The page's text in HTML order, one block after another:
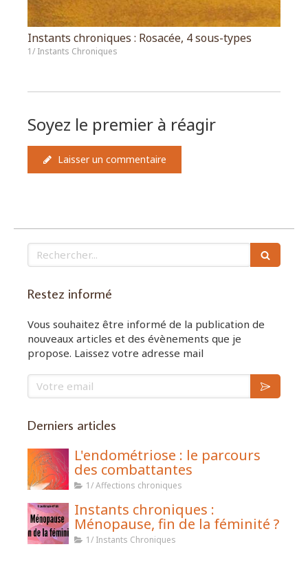
Instants chroniques : Rosacée, 4 sous-types
1/ Instants Chroniques
Soyez le premier à réagir
Laisser un commentaire
Rechercher
Restez informé
Vous souhaitez être informé de la publication de
nouveaux articles et des évènements que je
propose. Laissez votre adresse mail
Votre email
Derniers articles
L'endométriose : le parcours
des combattantes
1/ Affections chroniques
Instants chroniques :
Ménopause, fin de la féminité ?
1/ Instants Chroniques